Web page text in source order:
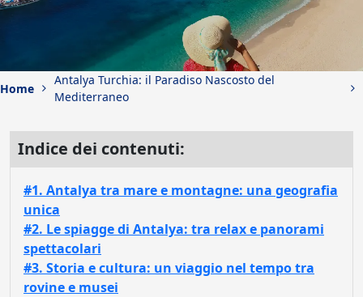
Home
Antalya Turchia: il Paradiso Nascosto del
Mediterraneo
Indice dei contenuti:
#1. Antalya tra mare e montagne: una geografia
unica
#2. Le spiagge di Antalya: tra relax e panorami
spettacolari
#3. Storia e cultura: un viaggio nel tempo tra
rovine e musei